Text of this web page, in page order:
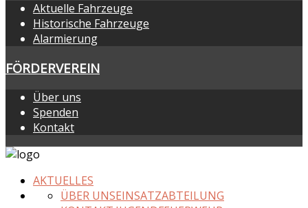
Aktuelle Fahrzeuge
Historische Fahrzeuge
Alarmierung
FÖRDERVEREIN
Über uns
Spenden
Kontakt
AKTUELLES
EINSATZABTEILUNG
ÜBER UNS